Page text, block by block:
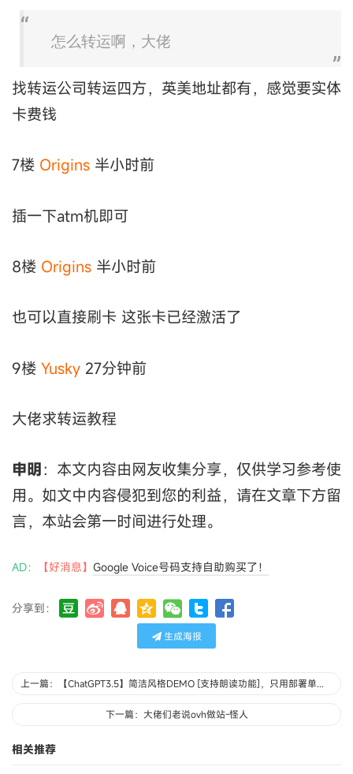
怎么转运啊，大佬
找转运公司转运四方，英美地址都有，感觉要实体
卡费钱
7楼 Origins 半小时前
插一下atm机即可
8楼 Origins 半小时前
也可以直接刷卡 这张卡已经激活了
9楼 Yusky 27分钟前
大佬求转运教程
申明 ：本文内容由网友收集分享，仅供学习参考使
用。如文中内容侵犯到您的利益，请在文章下方留
言，本站会第一时间进行处理。
AD： 【好消息】 Google Voice号码支持自助购买了！
分享到：
生成海报
上一篇：【ChatGPT3.5】简洁风格DEMO [支持朗读功能]，只用部署单文件-xqdoo00o
下一篇：大佬们老说ovh做站-怪人
相关推荐